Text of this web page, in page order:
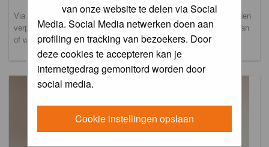
van onze website te delen via Social
Media. Social Media netwerken doen aan
profiling en tracking van bezoekers. Door
deze cookies te accepteren kan je
internetgedrag gemonitord worden door
social media.
Cookie instellingen opslaan
Via dit album kun je foto's uploaden. Onderscheidende foto's worden
verplaatst naar de database-albums. Andere foto's blijven hier staan
of worden verplaatst naar het verbeteralbum.